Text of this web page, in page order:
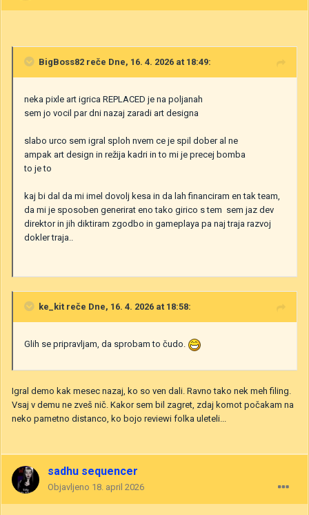
BigBoss82 reče Dne, 16. 4. 2026 at 18:49:
neka pixle art igrica REPLACED je na poljanah
sem jo vocil par dni nazaj zaradi art designa
slabo urco sem igral sploh nvem ce je spil dober al ne
ampak art design in režija kadri in to mi je precej bomba
to je to
kaj bi dal da mi imel dovolj kesa in da lah financiram en tak team,
da mi je sposoben generirat eno tako girico s tem sem jaz dev
direktor in jih diktiram zgodbo in gameplaya pa naj traja razvoj
dokler traja..
ke_kit reče Dne, 16. 4. 2026 at 18:58:
Glih se pripravljam, da sprobam to čudo.
Igral demo kak mesec nazaj, ko so ven dali. Ravno tako nek meh filing.
Vsaj v demu ne zveš nič. Kakor sem bil zagret, zdaj komot počakam na
neko pametno distanco, ko bojo reviewi folka uleteli...
sadhu sequencer
Objavljeno 18. april 2026